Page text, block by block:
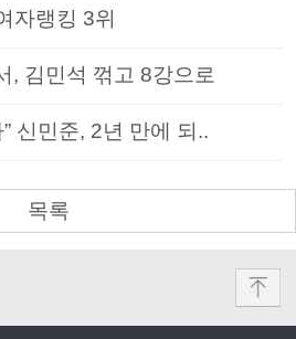
자랭킹 3위
, 김민석 꺾고 8강으로
신민준, 2년 만에 되..
목록